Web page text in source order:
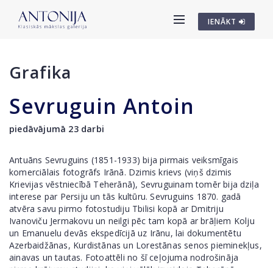
IENĀKT
Grafika
Sevruguin Antoin
piedāvājumā 23 darbi
Antuāns Sevruguins (1851-1933) bija pirmais veiksmīgais
komerciālais fotogrāfs Irānā. Dzimis krievs (viņš dzimis
Krievijas vēstniecībā Teherānā), Sevruguinam tomēr bija dziļa
interese par Persiju un tās kultūru. Sevruguins 1870. gadā
atvēra savu pirmo fotostudiju Tbilisi kopā ar Dmitriju
Ivanoviču Jermakovu un neilgi pēc tam kopā ar brāļiem Kolju
un Emanuelu devās ekspedīcijā uz Irānu, lai dokumentētu
Azerbaidžānas, Kurdistānas un Lorestānas senos pieminekļus,
ainavas un tautas. Fotoattēli no šī ceļojuma nodrošināja